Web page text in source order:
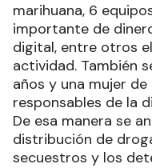
marihuana, 6
importante de
digital, entre otros
actividad. También
años y una mujer
responsables de la
De esa manera se
distribución de
secuestros y los